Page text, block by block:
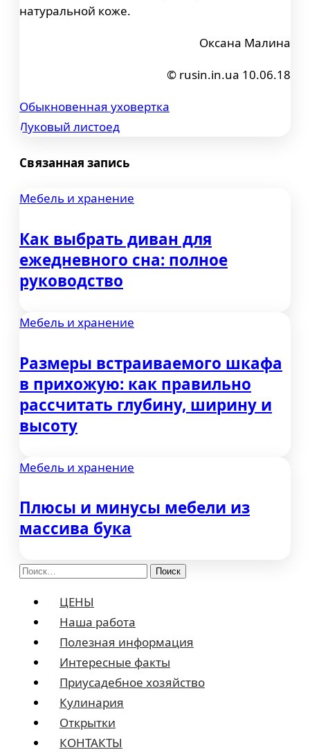
натуральной коже.
Оксана Малина
© rusin.in.ua 10.06.18
Навигация
по
записям
Обыкновенная уховертка
Луковый листоед
Связанная запись
Мебель и хранение
Как выбрать диван для
ежедневного сна: полное
руководство
Мебель и хранение
Размеры встраиваемого шкафа
в прихожую: как правильно
рассчитать глубину, ширину и
высоту
Мебель и хранение
Плюсы и минусы мебели из
массива бука
Найти:
ЦЕНЫ
Наша работа
Полезная информация
Интересные факты
Приусадебное хозяйство
Кулинария
Открытки
КОНТАКТЫ